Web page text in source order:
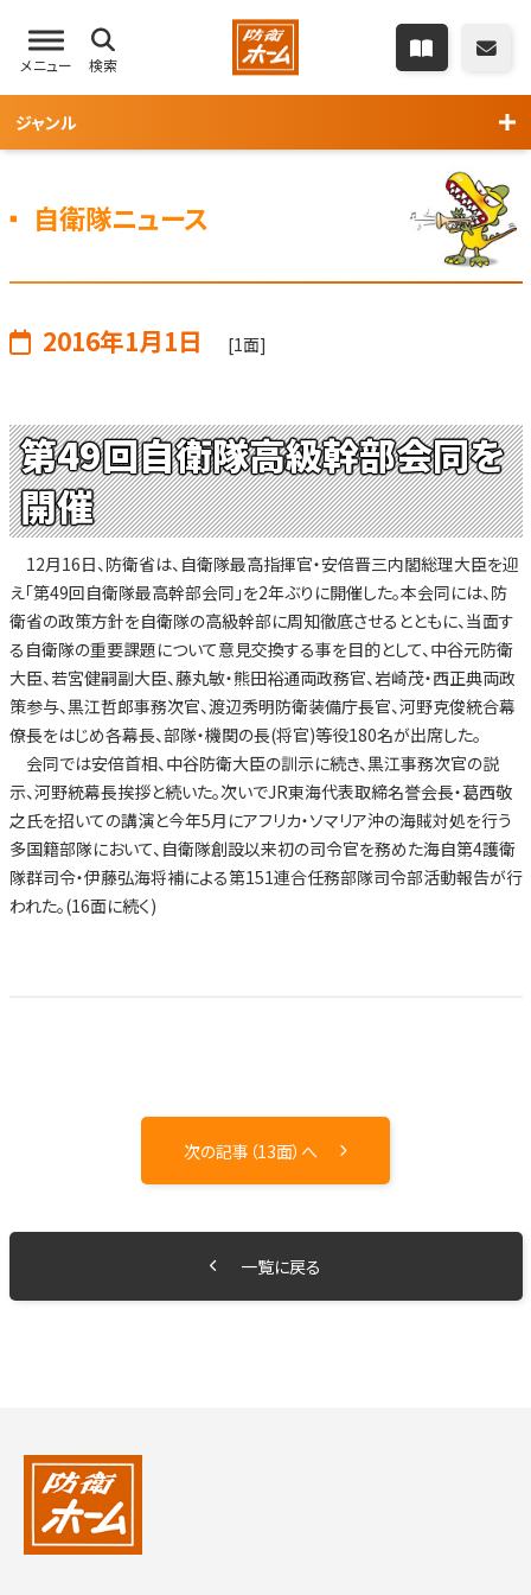
メニュー 検索
ジャンル
自衛隊ニュース
2016年1月1日 [1面]
第49回自衛隊高級幹部会同を
開催
12月16日、防衛省は、自衛隊最高指揮官・安倍晋三内閣総理大臣を迎
え「第49回自衛隊最高幹部会同」を2年ぶりに開催した。本会同には、防
衛省の政策方針を自衛隊の高級幹部に周知徹底させるとともに、当面す
る自衛隊の重要課題について意見交換する事を目的として、中谷元防衛
大臣、若宮健嗣副大臣、藤丸敏・熊田裕通両政務官、岩崎茂・西正典両政
策参与、黒江哲郎事務次官、渡辺秀明防衛装備庁長官、河野克俊統合幕
僚長をはじめ各幕長、部隊・機関の長(将官)等役180名が出席した。
会同では安倍首相、中谷防衛大臣の訓示に続き、黒江事務次官の説
示、河野統幕長挨拶と続いた。次いでJR東海代表取締名誉会長・葛西敬
之氏を招いての講演と今年5月にアフリカ・ソマリア沖の海賊対処を行う
多国籍部隊において、自衛隊創設以来初の司令官を務めた海自第4護衛
隊群司令・伊藤弘海将補による第151連合任務部隊司令部活動報告が行
われた。(16面に続く)
次の記事（13面）へ
一覧に戻る